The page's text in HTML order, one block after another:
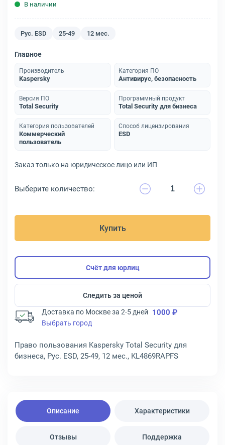
В наличии
Рус. ESD 25-49 12 мес.
Главное
Производитель
Kaspersky
Категория ПО
Антивирус, безопасность
Версия ПО
Total Security
Программный продукт
Total Security для бизнеса
Категория пользователей
Коммерческий
пользователь
Способ лицензирования
ESD
Заказ только на юридическое лицо или ИП
Выберите количество:
Купить
Счёт для юрлиц
Следить за ценой
Доставка по Москве за 2-5 дней 1000 ₽
Выбрать город
Право пользования Kaspersky Total Security для
бизнеса, Рус. ESD, 25-49, 12 мес., KL4869RAPFS
Описание Характеристики
Отзывы Поддержка